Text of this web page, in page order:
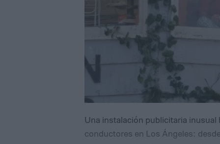
Una instalación publicitaria
conductores en Los Ángeles: